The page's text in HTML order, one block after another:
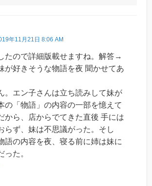
年11月21日 8:06 AM
たので詳細版載せますね。解答→
が好きそうな物語を夜 聞かせてあ
。エン子さんは立ち読みして妹が
の「物語」の内容の一部を憶えて
から、店からでてきた直後 手には
らず、妹は不思議がった。そし
語の内容を夜、寝る前に姉は妹に
った。